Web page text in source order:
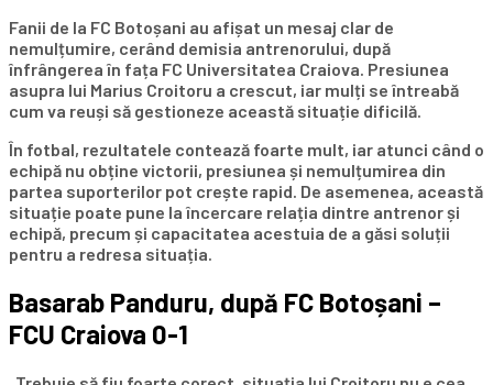
Fanii de la FC Botoșani au afișat un mesaj clar de
nemulțumire, cerând demisia antrenorului, după
înfrângerea în fața FC Universitatea Craiova. Presiunea
asupra lui Marius Croitoru a crescut, iar mulți se întreabă
cum va reuși să gestioneze această situație dificilă.
În fotbal, rezultatele contează foarte mult, iar atunci când o
echipă nu obține victorii, presiunea și nemulțumirea din
partea suporterilor pot crește rapid. De asemenea, această
situație poate pune la încercare relația dintre antrenor și
echipă, precum și capacitatea acestuia de a găsi soluții
pentru a redresa situația.
Basarab Panduru, după FC Botoșani –
FCU Craiova 0-1